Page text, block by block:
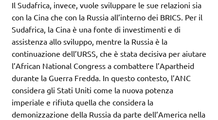
Il Sudafrica, invece, vuole sviluppare le sue relazioni sia
con la Cina che con la Russia all’interno dei BRICS. Per il
Sudafrica, la Cina è una fonte di investimenti e di
assistenza allo sviluppo, mentre la Russia è la
continuazione dell’URSS, che è stata decisiva per aiutare
l’African National Congress a combattere l’Apartheid
durante la Guerra Fredda. In questo contesto, l’ANC
considera gli Stati Uniti come la nuova potenza
imperiale e rifiuta quella che considera la
demonizzazione della Russia da parte dell’America nella